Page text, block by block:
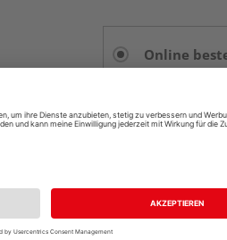
Online